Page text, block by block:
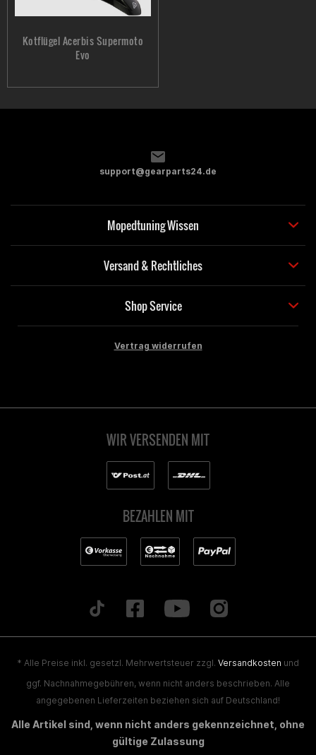
Kotflügel Acerbis Supermoto
Evo
support@gearparts24.de
Mopedtuning Wissen
Versand & Rechtliches
Shop Service
Vertrag widerrufen
WIR VERSENDEN MIT
BEZAHLEN MIT
* Alle Preise inkl. gesetzl. Mehrwertsteuer zzgl. Versandkosten und
ggf. Nachnahmegebühren, wenn nicht anders beschrieben. Alle
angegebenen Lieferzeiten beziehen sich auf Deutschland!
Alle Artikel sind, wenn nicht anders gekennzeichnet, ohne
gültige Zulassung